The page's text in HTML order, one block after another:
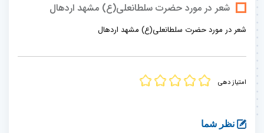
شعر در مورد حضرت سلطانعلی(ع) مشهد اردهال
شعر در مورد حضرت سلطانعلی(ع) مشهد اردهال
امتیاز دهی
نظر شما